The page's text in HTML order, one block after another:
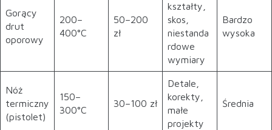
Gorący
drut
oporowy
200–
400°C
50–200
zł
kształty,
skos,
niestanda
rdowe
wymiary
Bardzo
wysoka
Nóż
termiczny
(pistolet)
150–
300°C
30–100 zł
Detale,
korekty,
małe
projekty
Średnia